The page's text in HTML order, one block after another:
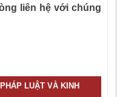
liên hệ với chúng
LUẬT VÀ KINH